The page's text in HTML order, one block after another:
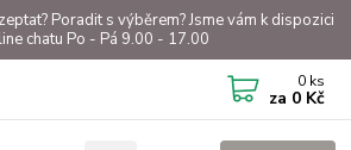
Poradit s výběrem? Jsme vám k dispozici
chatu Po - Pá 9.00 - 17.00
0 ks
za 0 Kč